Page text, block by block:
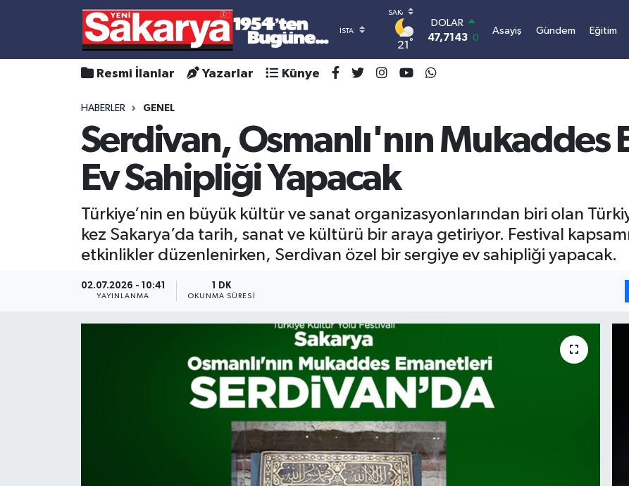
21 °
DOLAR
47,7143 0.16
55,0317
6510.40
0.45
BİST100
70
Asayiş Gündem Eğitim
Resmi İlanlar Yazarlar Künye
HABERLER GENEL
Serdivan, Osmanlı'nın Mukaddes
Ev Sahipliği Yapacak
Türkiye’nin en büyük kültür ve sanat organizasyonlarından biri olan
kez Sakarya’da tarih, sanat ve kültürü bir araya getiriyor. Festival
etkinlikler düzenlenirken, Serdivan özel bir sergiye ev sahipliği yapacak.
02.07.2026 - 10:41
YAYINLANMA
1 DK
OKUNMA SÜRESI